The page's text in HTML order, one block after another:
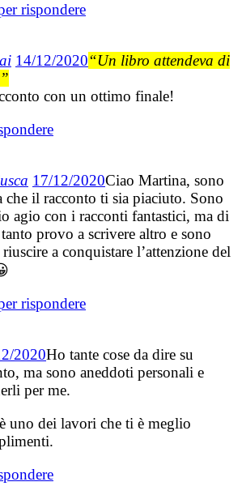
rispondere
14/12/2020“Un libro attendeva di
con un ottimo finale!
17/12/2020Ciao Martina, sono
che il racconto ti sia piaciuto. Sono
agio con i racconti fantastici, ma di
provo a scrivere altro e sono
a conquistare l’attenzione del
rispondere
2020Ho tante cose da dire su
ma sono aneddoti personali e
per me.
uno dei lavori che ti è meglio